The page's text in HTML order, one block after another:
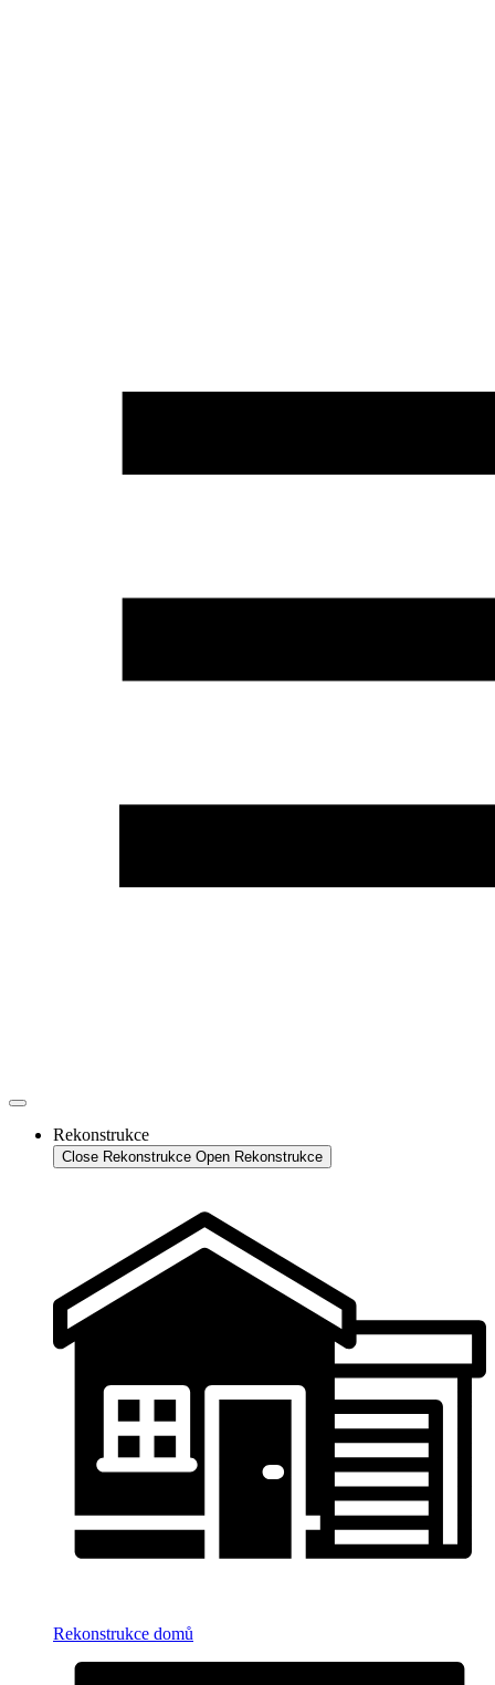
Rekonstrukce
Close Rekonstrukce Open Rekonstrukce
Rekonstrukce domů